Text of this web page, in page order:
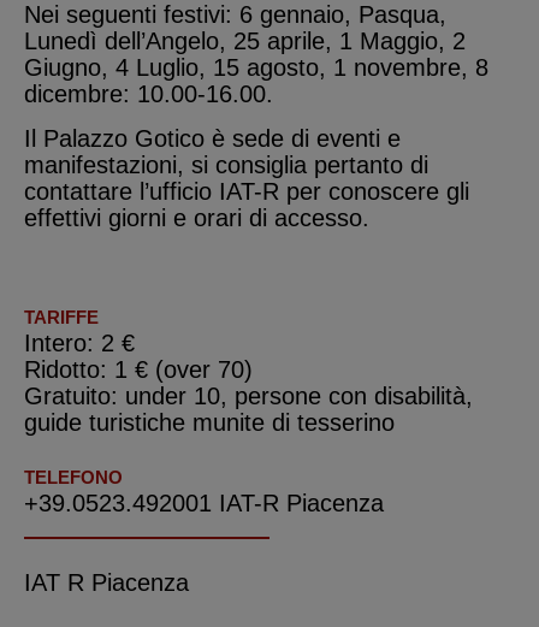
Nei seguenti festivi: 6 gennaio, Pasqua,
Lunedì dell’Angelo, 25 aprile, 1 Maggio, 2
Giugno, 4 Luglio, 15 agosto, 1 novembre, 8
dicembre: 10.00-16.00.
Il Palazzo Gotico è sede di eventi e
manifestazioni, si consiglia pertanto di
contattare l’ufficio IAT-R per conoscere gli
effettivi giorni e orari di accesso.
TARIFFE
Intero: 2 €
Ridotto: 1 € (over 70)
Gratuito: under 10, persone con disabilità,
guide turistiche munite di tesserino
TELEFONO
+39.0523.492001 IAT-R Piacenza
IAT R Piacenza